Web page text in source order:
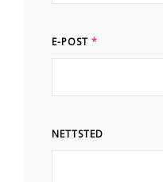
E-POST *
NETTSTED